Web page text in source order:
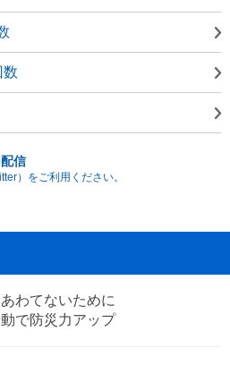
数
信
）をご利用ください。
わてないために
で防災力アップ